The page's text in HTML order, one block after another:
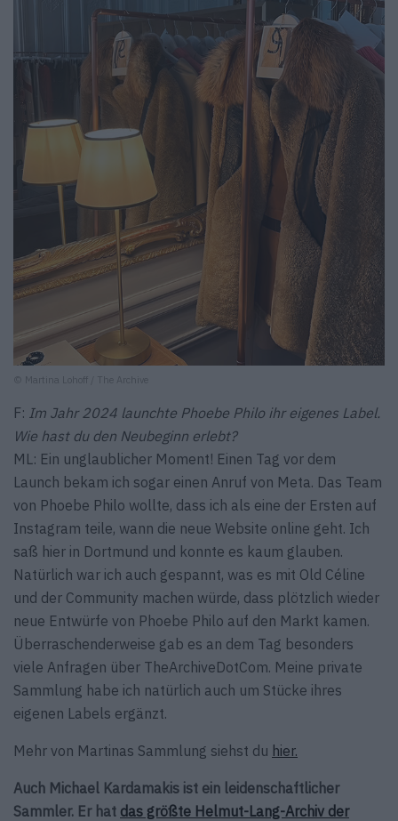
© Martina Lohoff / The Archive
F: Im Jahr 2024 launchte Phoebe Philo ihr eigenes Label.
Wie hast du den Neubeginn erlebt?
ML: Ein unglaublicher Moment! Einen Tag vor dem
Launch bekam ich sogar einen Anruf von Meta. Das Team
von Phoebe Philo wollte, dass ich als eine der Ersten auf
Instagram teile, wann die neue Website online geht. Ich
saß hier in Dortmund und konnte es kaum glauben.
Natürlich war ich auch gespannt, was es mit Old Céline
und der Community machen würde, dass plötzlich wieder
neue Entwürfe von Phoebe Philo auf den Markt kamen.
Überraschenderweise gab es an dem Tag besonders
viele Anfragen über TheArchiveDotCom. Meine private
Sammlung habe ich natürlich auch um Stücke ihres
eigenen Labels ergänzt.
Mehr von Martinas Sammlung siehst du hier.
Auch Michael Kardamakis ist ein leidenschaftlicher
Sammler. Er hat das größte Helmut-Lang-Archiv der